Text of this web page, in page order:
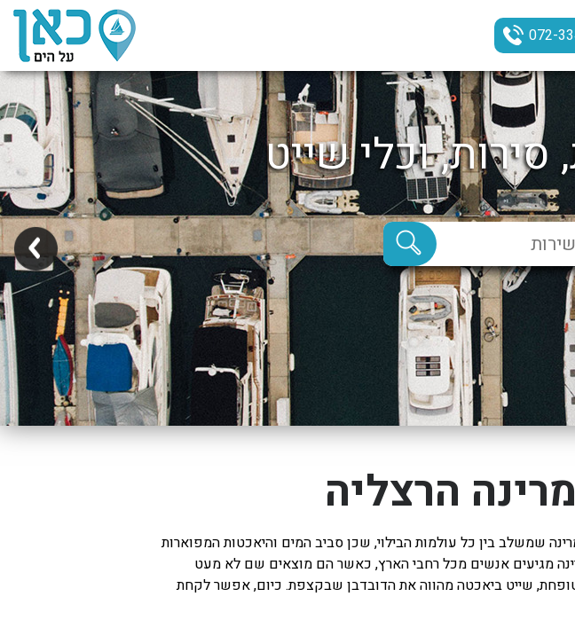
וכלי שייט
הרצליה
שמשלב בין כל עולמות הבילוי, שכן סביב המים והיאכטות המפוארות
מגיעים אנשים מכל רחבי הארץ, כאשר הם מוצאים שם לא מעט
שייט ביאכטה מהווה את הדובדבן שבקצפת. כיום, אפשר לקחת